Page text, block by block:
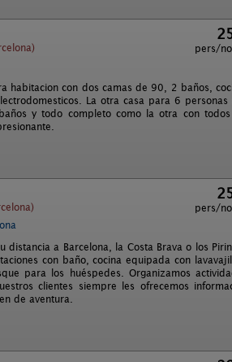
pers/
habitacion con dos camas de 90, 2 baños,
La otra casa para 6 personas
y todo completo como la otra con todos
pers/
a Barcelona, la Costa Brava o los
con baño, cocina equipada con
para los huéspedes. Organizamos
clientes siempre les ofrecemos
de aventura.